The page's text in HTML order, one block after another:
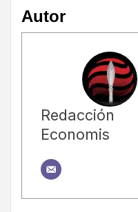
Autor
Redacción
Economis